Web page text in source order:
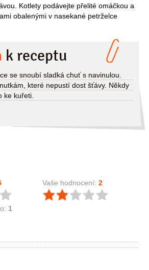
Kotlety podávejte přelité omáčkou a
obalenými v nasekané petrželce
k receptu
se snoubí sladká chuť s navinulou.
které nepustí dost šťávy. Někdy
ke kuřeti.
1
Vaše hodnocení: 2